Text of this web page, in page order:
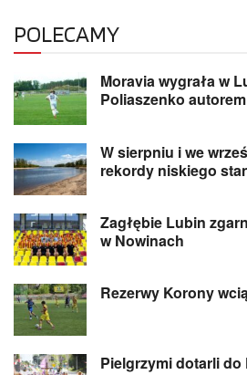
POLECAMY
Moravia wygrała w
Poliaszenko
W sierpniu i we
rekordy niskiego
Zagłębie Lubin
w Nowinach
Rezerwy Korony
Pielgrzymi dotarli do